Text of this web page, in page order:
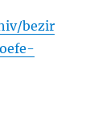
bezir